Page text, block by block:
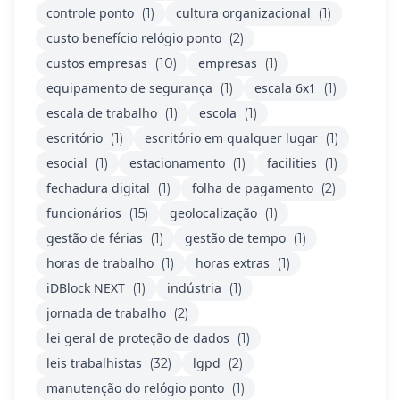
controle ponto (1) cultura organizacional (1)
custo benefício relógio ponto (2)
custos empresas (10) empresas (1)
equipamento de segurança (1) escala 6x1 (1)
escala de trabalho (1) escola (1)
escritório (1) escritório em qualquer lugar (1)
esocial (1) estacionamento (1) facilities (1)
fechadura digital (1) folha de pagamento (2)
funcionários (15) geolocalização (1)
gestão de férias (1) gestão de tempo (1)
horas de trabalho (1) horas extras (1)
iDBlock NEXT (1) indústria (1)
jornada de trabalho (2)
lei geral de proteção de dados (1)
leis trabalhistas (32) lgpd (2)
manutenção do relógio ponto (1)